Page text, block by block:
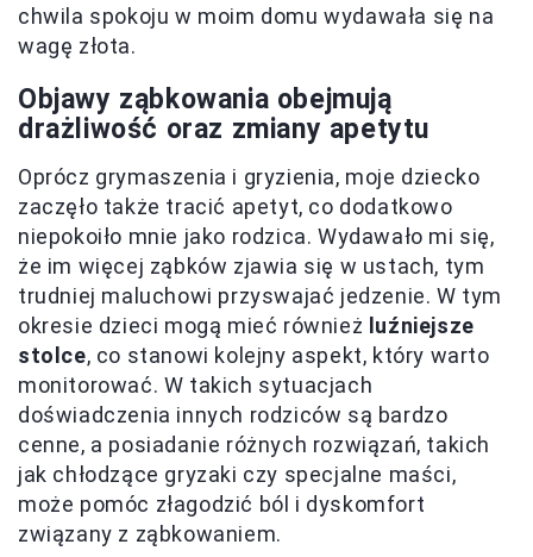
chwila spokoju w moim domu wydawała się na
wagę złota.
Objawy ząbkowania obejmują
drażliwość oraz zmiany apetytu
Oprócz grymaszenia i gryzienia, moje dziecko
zaczęło także tracić apetyt, co dodatkowo
niepokoiło mnie jako rodzica. Wydawało mi się,
że im więcej ząbków zjawia się w ustach, tym
trudniej maluchowi przyswajać jedzenie. W tym
okresie dzieci mogą mieć również luźniejsze
stolce, co stanowi kolejny aspekt, który warto
monitorować. W takich sytuacjach
doświadczenia innych rodziców są bardzo
cenne, a posiadanie różnych rozwiązań, takich
jak chłodzące gryzaki czy specjalne maści,
może pomóc złagodzić ból i dyskomfort
związany z ząbkowaniem.